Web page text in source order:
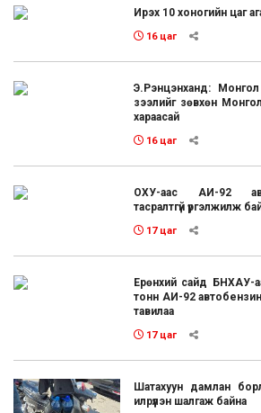
Ирэх 10 хоногийн цаг
16 цаг
Э.Рэнцэнханд:
зээлийг зөвхөн
хараасай
16 цаг
ОХУ-аас АИ-92
тасралтгүй үргэлжилж
17 цаг
Ерөнхий сайд БНХАУ-
тонн АИ-92 автобензин
тавилаа
17 цаг
Шатахуун дамлан
илрүүлэн шалгаж байна